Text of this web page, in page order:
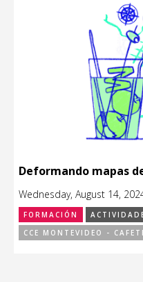
Deformando mapas
Wednesday, August 14,
FORMACIÓN
CCE MONTEVIDEO -